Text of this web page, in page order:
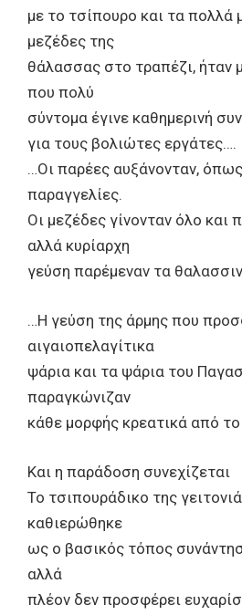
με το τσίπουρο και τα πολλά
μεζέδες της
θάλασσας στο τραπέζι, ήταν
που πολύ
σύντομα έγινε καθημερινή
για τους βολιώτες εργάτες….
…Οι παρέες αυξάνονταν, όπως
παραγγελίες.
Οι μεζέδες γίνονταν όλο και
αλλά κυρίαρχη
γεύση παρέμεναν τα
…Η γεύση της άρμης που
αιγαιοπελαγίτικα
ψάρια και τα ψάρια του
παραγκώνιζαν
κάθε μορφής κρεατικά από το
Και η παράδοση συνεχίζεται
Το τσιπουράδικο της
καθιερώθηκε
ως ο βασικός τόπος
αλλά
πλέον δεν προσφέρει